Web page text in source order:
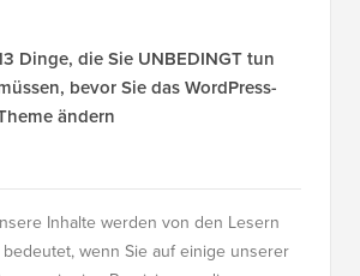
Dinge, die Sie UNBEDINGT tun
bevor Sie das WordPress-
ändern
Inhalte werden von den Lesern
wenn Sie auf einige unserer